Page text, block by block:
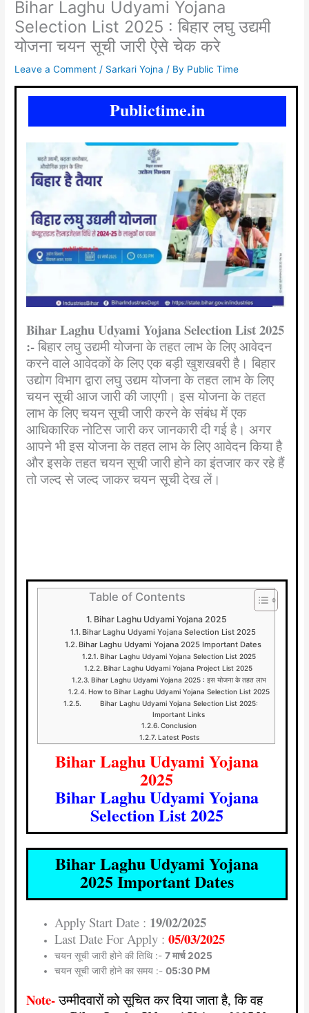
Bihar Laghu Udyami Yojana
Selection List 2025 : बिहार लघु उद्यमी
योजना चयन सूची जारी ऐसे चेक करे
Leave a Comment / Sarkari Yojna / By Public Time
Publictime.in
Bihar Laghu Udyami Yojana Selection List 2025
:- बिहार लघु उद्यमी योजना के तहत लाभ के लिए आवेदन
करने वाले आवेदकों के लिए एक बड़ी खुशखबरी है। बिहार
उद्योग विभाग द्वारा लघु उद्यम योजना के तहत लाभ के लिए
चयन सूची आज जारी की जाएगी। इस योजना के तहत
लाभ के लिए चयन सूची जारी करने के संबंध में एक
आधिकारिक नोटिस जारी कर जानकारी दी गई है। अगर
आपने भी इस योजना के तहत लाभ के लिए आवेदन किया है
और इसके तहत चयन सूची जारी होने का इंतजार कर रहे हैं
तो जल्द से जल्द जाकर चयन सूची देख लें।
Table of Contents
Bihar Laghu Udyami Yojana 2025
Bihar Laghu Udyami Yojana Selection List 2025
Bihar Laghu Udyami Yojana 2025 Important Dates
Bihar Laghu Udyami Yojana Selection List 2025
Bihar Laghu Udyami Yojana Project List 2025
Bihar Laghu Udyami Yojana 2025 : इस योजना के तहत लाभ
How to Bihar Laghu Udyami Yojana Selection List 2025
Bihar Laghu Udyami Yojana Selection List 2025:
Important Links
Conclusion
Latest Posts
Bihar Laghu Udyami Yojana
2025
Bihar Laghu Udyami Yojana
Selection List 2025
Bihar Laghu Udyami Yojana
2025 Important Dates
Apply Start Date : 19/02/2025
Last Date For Apply : 05/03/2025
चयन सूची जारी होने की तिथि :- 7 मार्च 2025
चयन सूची जारी होने का समय :- 05:30 PM
Note-उम्मीदवारों को सूचित कर दिया जाता है, कि वह